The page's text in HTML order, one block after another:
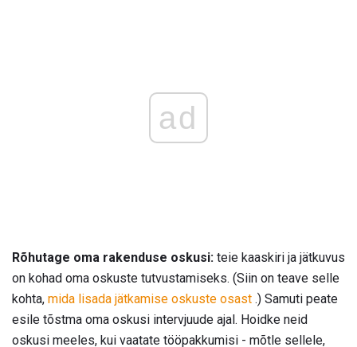
ad
Rõhutage oma rakenduse oskusi: teie kaaskiri ja jätkuvus
on kohad oma oskuste tutvustamiseks. (Siin on teave selle
kohta, mida lisada jätkamise oskuste osast .) Samuti peate
esile tõstma oma oskusi intervjuude ajal. Hoidke neid
oskusi meeles, kui vaatate tööpakkumisi - mõtle sellele,